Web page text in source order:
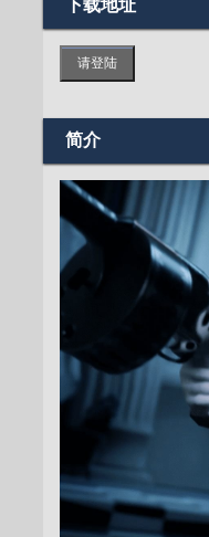
下载地址
请登陆
简介